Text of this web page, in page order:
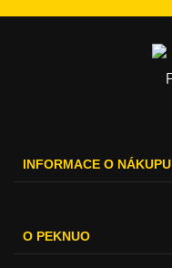
INFORMACE O NÁKUPU
O PEKNUO